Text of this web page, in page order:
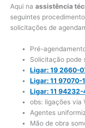
Aqui naassistência
seguintes
solicitações de
Pré-
Solicitação pode
Ligar: 19 2660-
Ligar: 11 97070-
Ligar: 11
obs: ligações via
Agentes
Mão de obra